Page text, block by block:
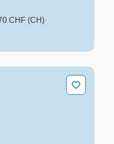
CHF (CH)
- Wie weit traust du dich zu